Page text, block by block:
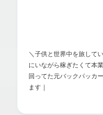
＼子供と世界中を旅して
にいながら稼ぎたくて本
回ってた元バックパッカ
ます｜